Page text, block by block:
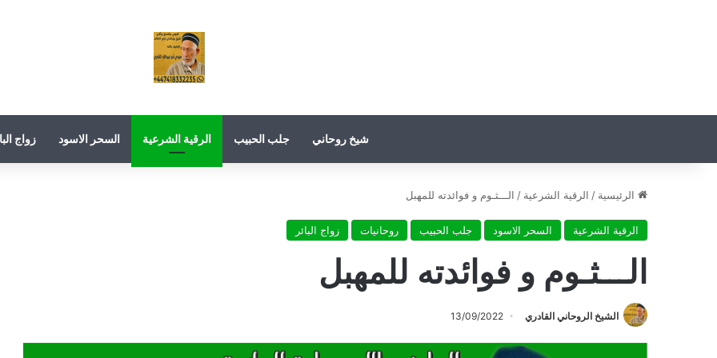
شيخ روحاني جلب الحبيب الرقية الشرعية السحر الاسود زواج
الرئيسية / الرقية الشرعية / الـــثـوم و فوائدته للمهبل
الرقية الشرعية السحر الاسود جلب الحبيب روحانيات زواج البائر
الـــثـوم و فوائدته للمهبل
الشيخ الروحاني القادري 13/09/2022